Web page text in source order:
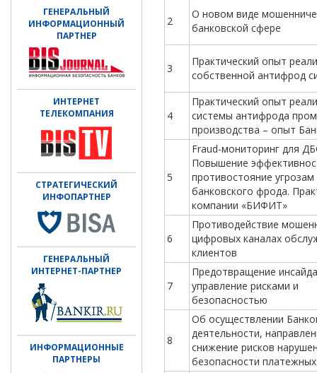
ГЕНЕРАЛЬНЫЙ
ИНФОРМАЦИОННЫЙ
ПАРТНЕР
ИНТЕРНЕТ
ТЕЛЕКОМПАНИЯ
СТРАТЕГИЧЕСКИЙ
ИНФОПАРТНЕР
ГЕНЕРАЛЬНЫЙ
ИНТЕРНЕТ-ПАРТНЕР
ИНФОРМАЦИОННЫЕ
ПАРТНЕРЫ
2
О новом виде
банковской сфере
3
Практический опыт
собственной антифрод
4
Практический опыт
системы антифрода
производства – опыт
5
Fraud-мониторинг для
Повышение
противостояние угрозам
банковского фрода.
компании «БИФИТ»
6
Противодействие
цифровых каналах
клиентов
7
Предотвращение
управление рисками и
безопасностью
8
Об осуществлении
деятельности,
снижение рисков
безопасности платежных